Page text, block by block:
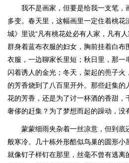
我不是画家，但要是给我一支笔，
多变。春天里，这幅画里一定住着桃花
城》里说“凡有桃花处必有人家，凡有
群身着蓝布衣服的妇女，胸前挂着白布
衣服，一边聊家长里短；秋日里，那一
闪着诱人的金光；冬天，架起的蔸子火
的芳香烧到了八百里开外。那些赶集的
花的芳香，还是为了讨一杯酒的香甜，
奢侈的赶集？为了梦想而起的躁动，没
蒙蒙细雨夹杂着一丝凉意，但到底
般寒冷。几十栋外形酷似鸟巢的圆形小
就像钉子样钉在那里，丝毫不曾有逃离